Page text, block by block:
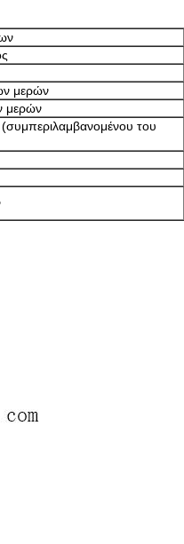
μερών
μερών
του